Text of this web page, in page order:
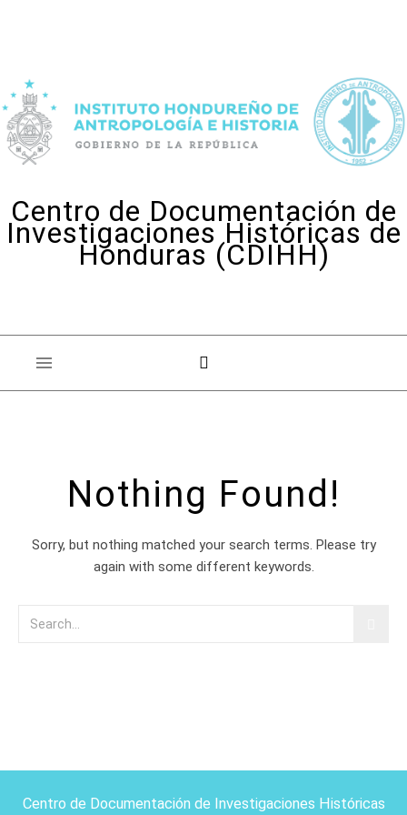
Centro de Documentación de
Investigaciones Históricas de
Honduras (CDIHH)
Nothing Found!
Sorry, but nothing matched your search terms. Please try
again with some different keywords.
Centro de Documentación de Investigaciones Históricas